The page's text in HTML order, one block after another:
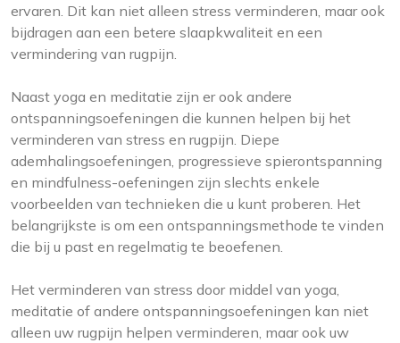
ervaren. Dit kan niet alleen stress verminderen, maar ook
bijdragen aan een betere slaapkwaliteit en een
vermindering van rugpijn.
Naast yoga en meditatie zijn er ook andere
ontspanningsoefeningen die kunnen helpen bij het
verminderen van stress en rugpijn. Diepe
ademhalingsoefeningen, progressieve spierontspanning
en mindfulness-oefeningen zijn slechts enkele
voorbeelden van technieken die u kunt proberen. Het
belangrijkste is om een ontspanningsmethode te vinden
die bij u past en regelmatig te beoefenen.
Het verminderen van stress door middel van yoga,
meditatie of andere ontspanningsoefeningen kan niet
alleen uw rugpijn helpen verminderen, maar ook uw